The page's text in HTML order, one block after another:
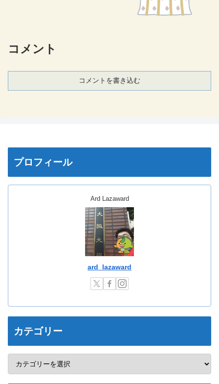
コメント
コメントを書き込む
プロフィール
Ard Lazaward
ard_lazaward
カテゴリー